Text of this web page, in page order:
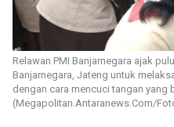
Relawan PMI Banjarnegara ajak
Banjarnegara, Jateng untuk
dengan cara mencuci tangan yang
(Megapolitan.Antaranews.Com/